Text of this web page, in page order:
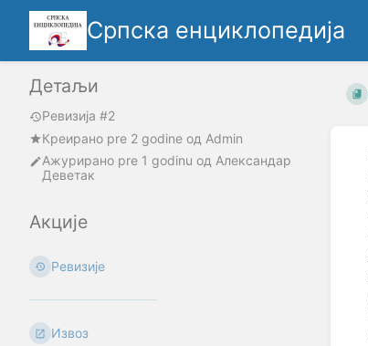
Српска енциклопедија
Детаљи
Ревизија #2
Креирано pre 2 godine oд Admin
Ажурирано pre 1 godinu од Александар
Деветак
Акције
Ревизије
Извоз